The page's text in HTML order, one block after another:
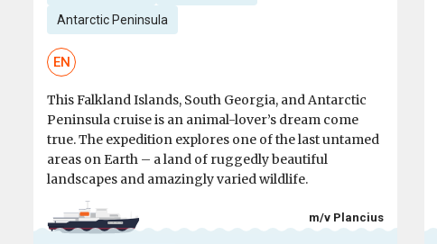
Antarctic Peninsula
EN
This Falkland Islands, South Georgia, and Antarctic
Peninsula cruise is an animal-lover’s dream come
true. The expedition explores one of the last untamed
areas on Earth – a land of ruggedly beautiful
landscapes and amazingly varied wildlife.
m/v Plancius